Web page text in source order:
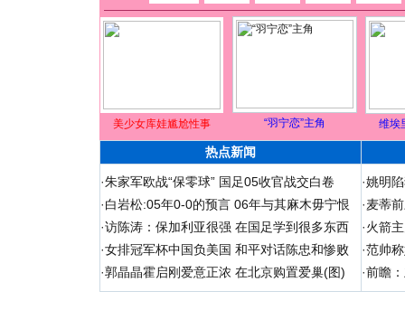
美少女库娃尴尬性事 “羽宁恋”主角 维埃
热点新闻
·朱家军欧战“保零球” 国足05收官战交白卷
·白岩松:05年0-0的预言 06年与其麻木毋宁恨
·访陈涛：保加利亚很强 在国足学到很多东西
·女排冠军杯中国负美国 和平对话陈忠和惨败
·郭晶晶霍启刚爱意正浓 在北京购置爱巢(图)
·姚明
·麦蒂
·火箭
·范帅
·前瞻